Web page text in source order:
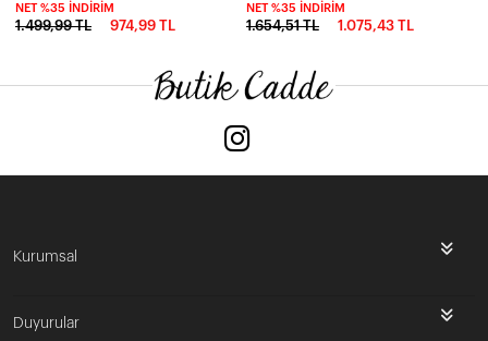
NET %35 İNDIRIM
1.499,99 TL 974,99 TL
NET %35 İNDIRIM
1.654,51 TL 1.075,43 TL
Kurumsal
Duyurular